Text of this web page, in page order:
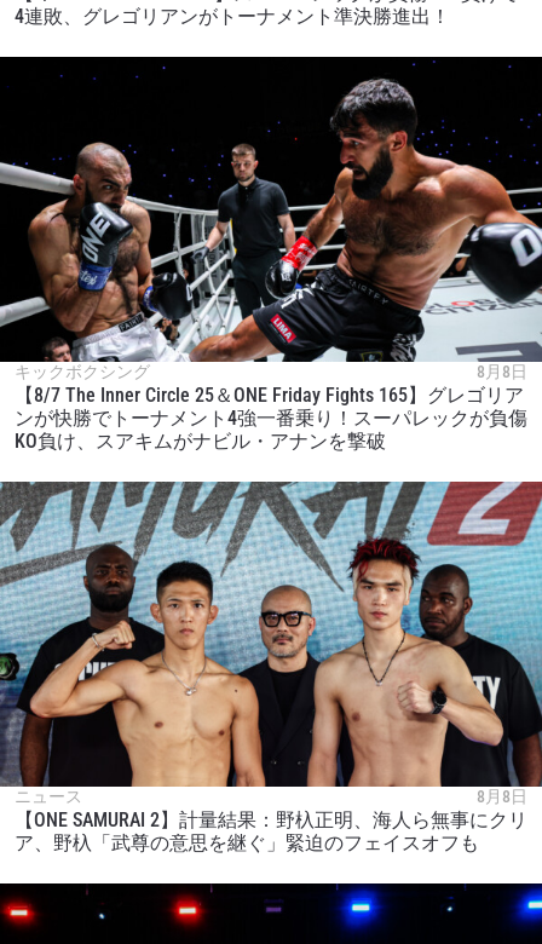
4連敗、グレゴリアンがトーナメント準決勝進出！
キックボクシング 8月8日
【8/7 The Inner Circle 25＆ONE Friday Fights 165】グレゴリア
ンが快勝でトーナメント4強一番乗り！スーパレックが負傷
KO負け、スアキムがナビル・アナンを撃破
ニュース 8月8日
【ONE SAMURAI 2】計量結果：野杁正明、海人ら無事にクリ
ア、野杁「武尊の意思を継ぐ」緊迫のフェイスオフも